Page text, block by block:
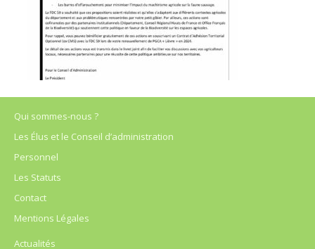
Qui sommes-nous ?
Les Élus et le Conseil d’administration
Personnel
Les Statuts
Contact
Mentions Légales
Actualités